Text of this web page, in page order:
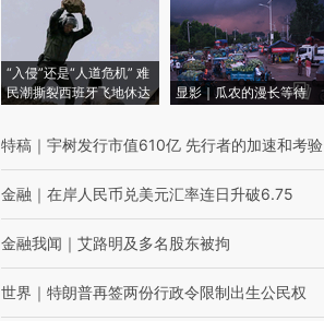
“入侵”还是“人道危机” 难
民潮撕裂西班牙飞地休达
显影｜瓜农的漫长等待
特稿 ｜ 宇树发行市值610亿 先行者的加速和考验
金融 ｜ 在岸人民币兑美元汇率连日升破6.75
金融我闻 ｜ 艾路明及多名股东被拘
世界 ｜ 特朗普再签两份行政令限制出生公民权